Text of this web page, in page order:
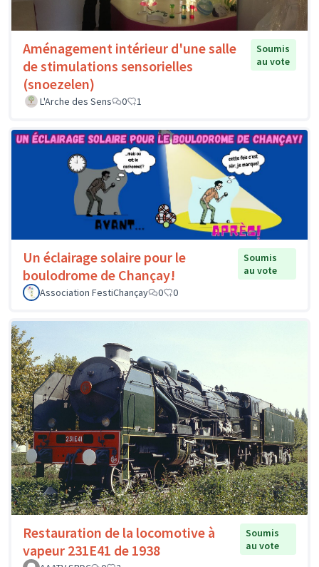
Aménagement intérieur d'une salle
de stimulations sensorielles
(snoezelen)
Soumis
au vote
L'Arche des Sens 0 1
Un éclairage solaire pour le
boulodrome de Chançay!
Soumis
au vote
Association FestiChançay
0 0
Restauration de la locomotive à
vapeur 231E41 de 1938
Soumis
au vote